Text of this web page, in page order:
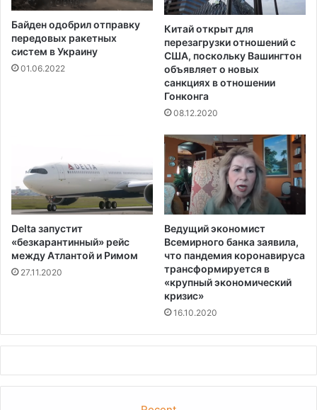
Байден одобрил отправку
передовых ракетных
систем в Украину
01.06.2022
Китай открыт для
перезагрузки отношений с
США, поскольку Вашингтон
объявляет о новых
санкциях в отношении
Гонконга
08.12.2020
Delta запустит
«безкарантинный» рейс
между Атлантой и Римом
27.11.2020
Ведущий экономист
Всемирного банка заявила,
что пандемия коронавируса
трансформируется в
«крупный экономический
кризис»
16.10.2020